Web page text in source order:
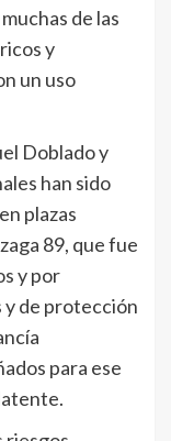
de las
y
un uso
Doblado y
han sido
plazas
89, que fue
y por
de protección
para ese